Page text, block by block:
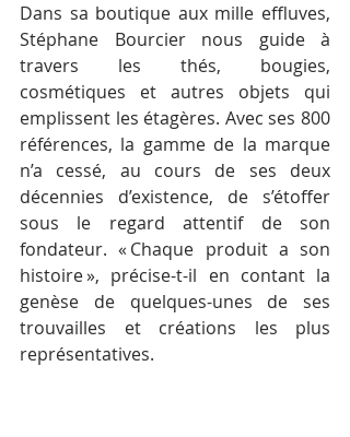
Dans sa boutique aux mille effluves,
Stéphane Bourcier nous guide à
travers les thés, bougies,
cosmétiques et autres objets qui
emplissent les étagères. Avec ses 800
références, la gamme de la marque
n’a cessé, au cours de ses deux
décennies d’existence, de s’étoffer
sous le regard attentif de son
fondateur. « Chaque produit a son
histoire », précise-t-il en contant la
genèse de quelques-unes de ses
trouvailles et créations les plus
représentatives.